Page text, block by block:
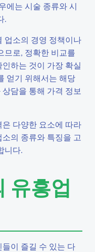
에는 시술 종류와 시
.
업소의 경영 정책이나
므로, 정확한 비교를
하는 것이 가장 확실
얻기 위해서는 해당
담을 통해 가격 정보
다양한 요소에 따라
의 종류와 특징을 고
니다.
유흥업
이 즐길 수 있는 다